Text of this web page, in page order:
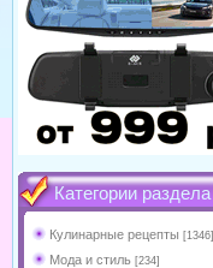
Категории раздела
Кулинарные рецепты [1346]
Мода и стиль [234]